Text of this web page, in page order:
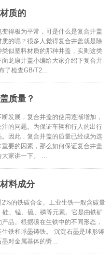
质的
得极为平常，可是什么是复合井盖
的呢？很多人觉得复合井盖就是除
似塑料材质的那种井盖，实则这类
龙康井盖小编给大家介绍下复合井
了检查GB/T2...
质量？
发展，复合井盖的使用逐渐增加，
的问题。为保证车辆和行人的出行
因此，复合井盖的质量已经成为选
要的因素，那么如何保证复合井盖
大家讲一下。 ...
料成分
的铁碳合金。工业生铁一般含碳量
硅、锰、硫、磷等元素。它是由铁矿
品。根据碳在生铁中的不同形态，
铁和球墨铸铁。 沉淀石墨是球形铸
对金属基体的劈...